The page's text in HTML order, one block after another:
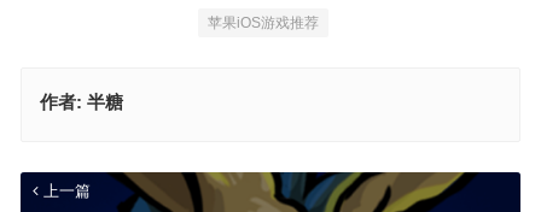
苹果iOS游戏推荐
作者: 半糖
上一篇